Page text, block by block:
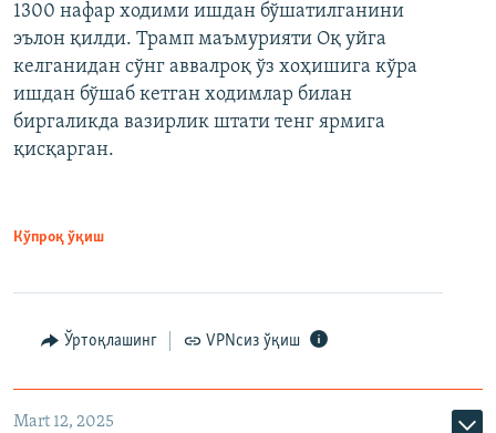
1300 нафар ходими ишдан бўшатилганини
эълон қилди. Трамп маъмурияти Оқ уйга
келганидан сўнг аввалроқ ўз хоҳишига кўра
ишдан бўшаб кетган ходимлар билан
биргаликда вазирлик штати тенг ярмига
қисқарган.
Кўпроқ ўқиш
Ўртоқлашинг VPNсиз ўқиш
Mart 12, 2025